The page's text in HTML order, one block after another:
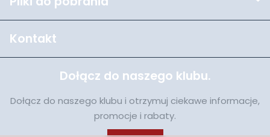
Kontakt
Dołącz do naszego klubu.
Dołącz do naszego klubu i otrzymuj ciekawe informacje,
promocje i rabaty.